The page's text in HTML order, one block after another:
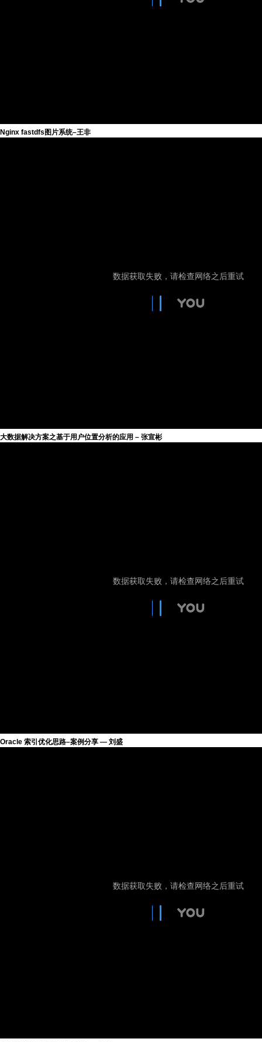
Nginx fastdfs图片系统–王非
大数据解决方案之基于用户位置分析的应用 – 张宣彬
Oracle 索引优化思路–案例分享 — 刘盛